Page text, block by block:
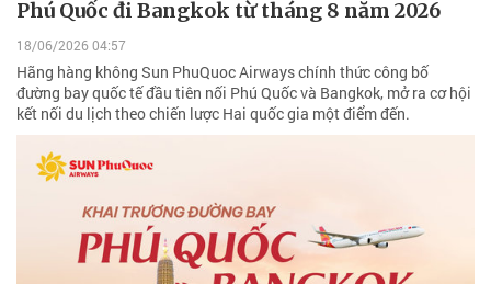
Phú Quốc đi Bangkok từ tháng 8 năm 2026
18/06/2026 04:57
Hãng hàng không Sun PhuQuoc Airways chính thức công bố
đường bay quốc tế đầu tiên nối Phú Quốc và Bangkok, mở ra cơ hội
kết nối du lịch theo chiến lược Hai quốc gia một điểm đến.